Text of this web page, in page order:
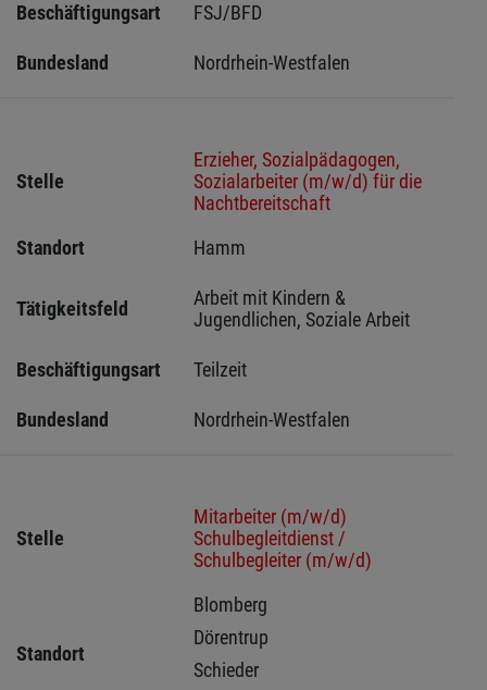
Beschäftigungsart FSJ/BFD
Bundesland Nordrhein-Westfalen
Stelle
Erzieher, Sozialpädagogen,
Sozialarbeiter (m/w/d) für die
Nachtbereitschaft
Standort
Hamm
Tätigkeitsfeld
Arbeit mit Kindern &
Jugendlichen, Soziale Arbeit
Beschäftigungsart Teilzeit
Bundesland Nordrhein-Westfalen
Stelle
Mitarbeiter (m/w/d)
Schulbegleitdienst /
Schulbegleiter (m/w/d)
Standort
Blomberg
Dörentrup
Schieder